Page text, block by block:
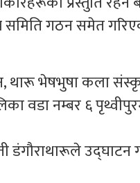
गठन समेत
भेषभुषा कला
वडा नम्बर ६
डंगौराथारूले उद्घाटन